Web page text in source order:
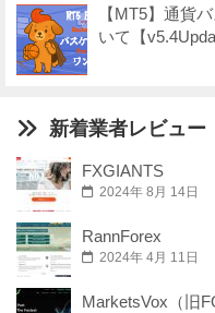
【MT5】通貨
いて【
新着業者レビュー
FXGIANTS
2024年 8月 14日
RannForex
2024年 4月 11日
MarketsVox（旧